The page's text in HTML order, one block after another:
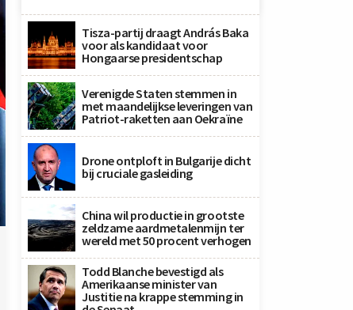
Tisza-partij draagt András Baka
voor als kandidaat voor
Hongaarse presidentschap
Verenigde Staten stemmen in
met maandelijkse leveringen van
Patriot-raketten aan Oekraïne
Drone ontploft in Bulgarije dicht
bij cruciale gasleiding
China wil productie in grootste
zeldzame aardmetalenmijn ter
wereld met 50 procent verhogen
Todd Blanche bevestigd als
Amerikaanse minister van
Justitie na krappe stemming in